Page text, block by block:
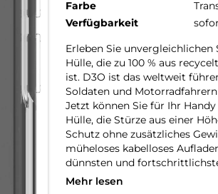
Farbe
Verfügbarkeit
Erleben Sie
Hülle, die zu 100 % aus
ist. D3O ist das weltweit
Soldaten und
Jetzt können Sie für Ihr
Hülle, die Stürze aus einer
Schutz ohne zusätzliches
müheloses kabelloses
dünnsten und
ULTIMATE PROTECTION MIT
Mehr lesen